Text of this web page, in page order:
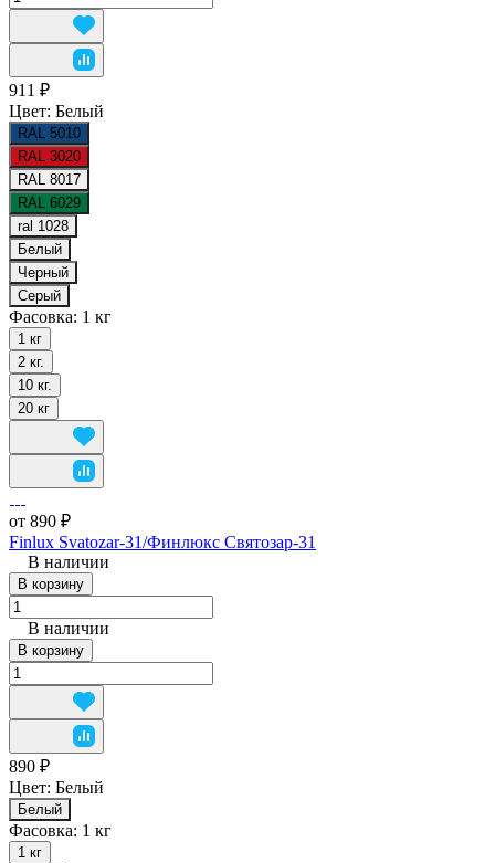
911 ₽
Цвет: Белый
RAL 5010
RAL 3020
RAL 8017
RAL 6029
ral 1028
Белый
Черный
Серый
Фасовка: 1 кг
1 кг
2 кг.
10 кг.
20 кг
от 890 ₽
Finlux Svatozar-31/Финлюкс Святозар-31
В наличии
В корзину
В наличии
В корзину
890 ₽
Цвет: Белый
Белый
Фасовка: 1 кг
1 кг